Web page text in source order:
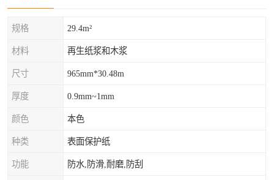
规格 29.4m²
材料 再生纸浆和木浆
尺寸 965mm*30.48m
厚度 0.9mm~1mm
颜色 本色
种类 表面保护纸
功能 防水,防滑,耐磨,防刮